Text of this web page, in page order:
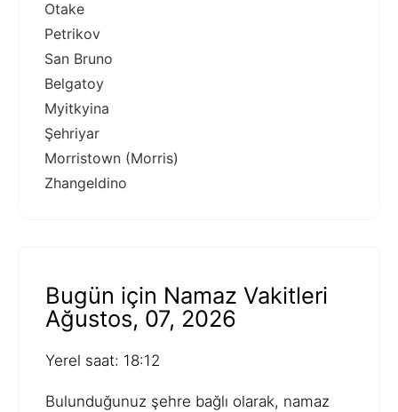
Otake
Petrikov
San Bruno
Belgatoy
Myitkyina
Şehriyar
Morristown (Morris)
Zhangeldino
Bugün için Namaz Vakitleri
Ağustos, 07, 2026
Yerel saat: 18:12
Bulunduğunuz şehre bağlı olarak, namaz